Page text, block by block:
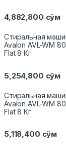
4,882,800 сўм
Стиральная
Avalon AVL-WM
Flat 8 Кг
5,254,800 сўм
Стиральная
Avalon AVL-WM
Flat 8 Кг
5,118,400 сўм